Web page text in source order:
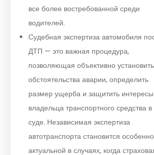
все более востребованной среди
водителей.
Судебная экспертиза автомобиля
ДТП — это важная процедура,
позволяющая объективно установить
обстоятельства аварии, определить
размер ущерба и защитить интересы
владельца транспортного средства в
суде. Независимая экспертиза
автотранспорта становится особенно
актуальной в случаях, когда